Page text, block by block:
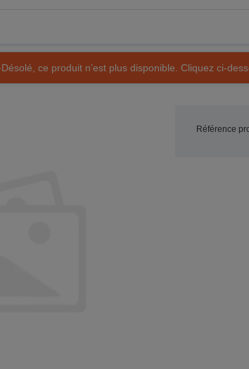
ce produit n’est plus disponible. Cliquez ci-
Référence